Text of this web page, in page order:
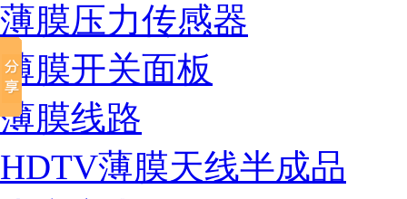
薄膜压力传感器
薄膜开关面板
薄膜线路
HDTV薄膜天线半成品